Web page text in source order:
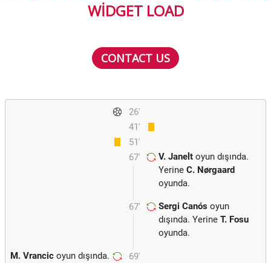
WIDGET LOAD
CONTACT US
26'
41'
51'
67'
V. Janelt oyun dışında.
Yerine C. Nørgaard
oyunda.
67' Sergi Canós oyun
dışında. Yerine T. Fosu
oyunda.
69'
M. Vrancic oyun dışında.